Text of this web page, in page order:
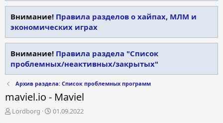
Внимание! Правила разделов о хайпах, МЛМ и
экономических играх
Внимание! Правила раздела "Список
проблемных/неактивных/закрытых"
Архив раздела: Список проблемных программ
maviel.io - Maviel
АLordborg
Д
01.09.2022